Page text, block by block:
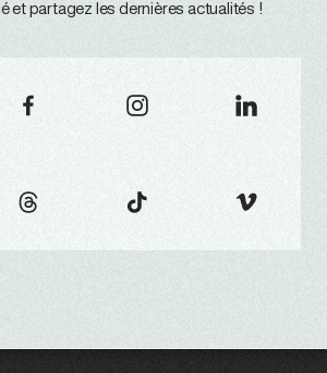
et partagez les dernières actualités !